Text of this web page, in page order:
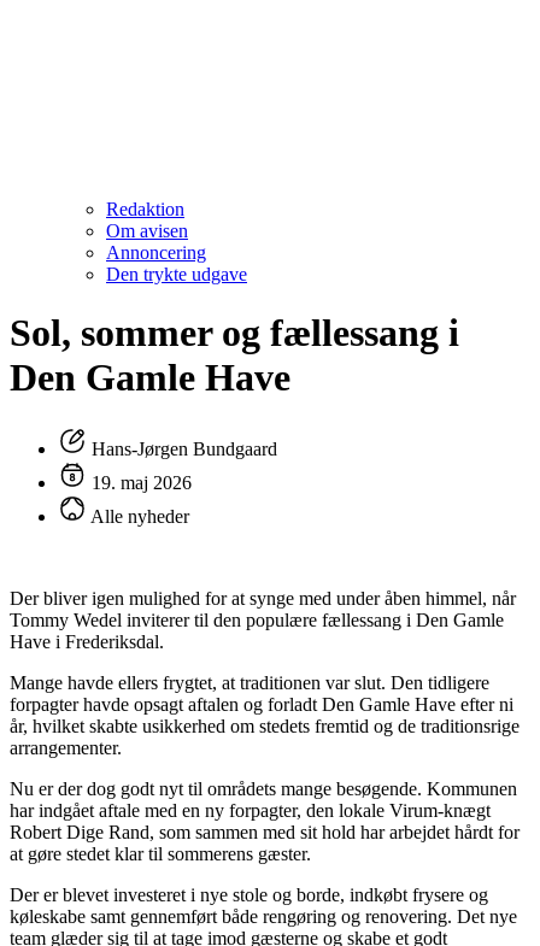
Redaktion
Om avisen
Annoncering
Den trykte udgave
Sol, sommer og fællessang i
Den Gamle Have
Hans-Jørgen Bundgaard
19. maj 2026
Alle nyheder
Der bliver igen mulighed for at synge med under åben himmel, når
Tommy Wedel inviterer til den populære fællessang i Den Gamle
Have i Frederiksdal.
Mange havde ellers frygtet, at traditionen var slut. Den tidligere
forpagter havde opsagt aftalen og forladt Den Gamle Have efter ni
år, hvilket skabte usikkerhed om stedets fremtid og de traditionsrige
arrangementer.
Nu er der dog godt nyt til områdets mange besøgende. Kommunen
har indgået aftale med en ny forpagter, den lokale Virum-knægt
Robert Dige Rand, som sammen med sit hold har arbejdet hårdt for
at gøre stedet klar til sommerens gæster.
Der er blevet investeret i nye stole og borde, indkøbt frysere og
køleskabe samt gennemført både rengøring og renovering. Det nye
team glæder sig til at tage imod gæsterne og skabe et godt